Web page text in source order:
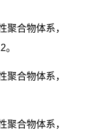
聚合物体系，
聚合物体系，
聚合物体系，